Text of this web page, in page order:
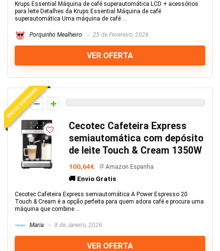
Krups Essential Máquina de café superautomática LCD + acessórios
para leite Detalhes da Krups Essential Máquina de café
superautomática Uma máquina de café ...
Porquinho Mealheiro 25 de Fevereiro, 2026
VER OFERTA
ENVIO ESPANHA
0
Cecotec Cafeteira Express
semiautomática com depósito
de leite Touch & Cream 1350W
100,64€ Amazon Espanha
🚚 Envio Gratis
Cecotec Cafeteira Express semiautomática A Power Espresso 20
Touch & Cream é a opção perfeita para quem adora café e procura uma
máquina que combine ...
Maria 8 de Janeiro, 2026
VER OFERTA